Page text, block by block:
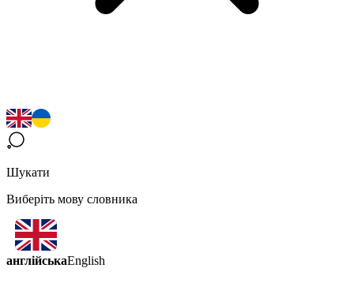
Шукати
Виберіть мову словника
англійськаEnglish